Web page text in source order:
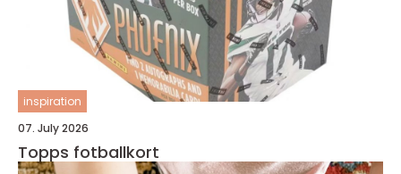
inspiration
07. July 2026
Topps fotballkort